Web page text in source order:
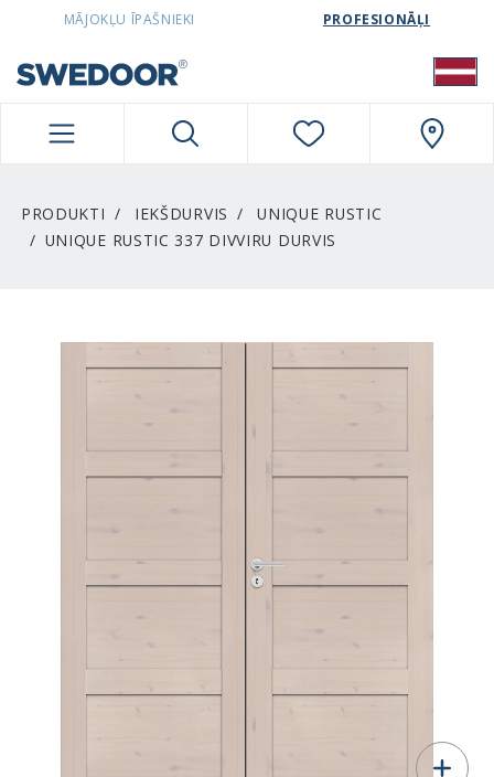
SWEDOORLATVIA NAVIGATION
MĀJOKĻU ĪPAŠNIEKI PROFESIONĀĻI
PRODUKTI IEKŠDURVIS
UNIQUE RUSTIC
UNIQUE RUSTIC 337 DIVVIRU DURVIS